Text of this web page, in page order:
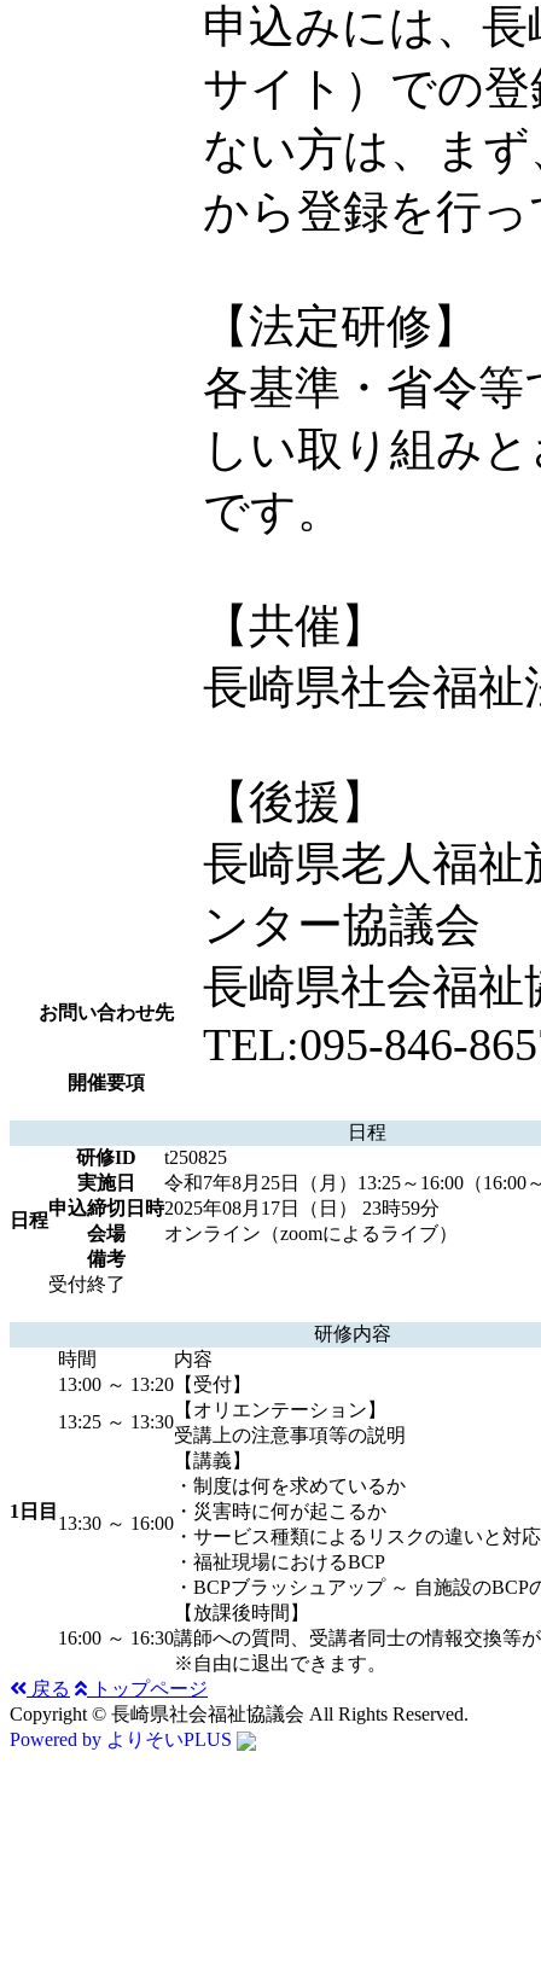
申込みには、
サイト）での
ない方は、ま
から登録を行
【法定研修】
各基準・省令
しい取り組み
です。
【共催】
長崎県社会福
【後援】
長崎県老人福
ンター協議会
お問い合わせ先
長崎県社会福
TEL:095-846-
開催要項
日程
日程
研修ID
t250825
実施日
令和7年8月25日（月）13:25～16:00（16:00
申込締切日時2025年08月17日（日） 23時59分
会場
オンライン（zoomによるライブ）
備考
受付終了
研修内容
1日目
時間
内容
13:00 ～ 13:20 【受付】
13:25 ～ 13:30
【オリエンテーション】
受講上の注意事項等の説明
13:30 ～ 16:00
【講義】
・制度は何を求めているか
・災害時に何が起こるか
・サービス種類によるリスクの違いと対
・福祉現場におけるBCP
・BCPブラッシュアップ ～ 自施設のBCP
16:00 ～ 16:30
【放課後時間】
講師への質問、受講者同士の情報交換等
※自由に退出できます。
戻る
トップページ
Copyright © 長崎県社会福祉協議会 All Rights Reserved.
Powered by よりそいPLUS